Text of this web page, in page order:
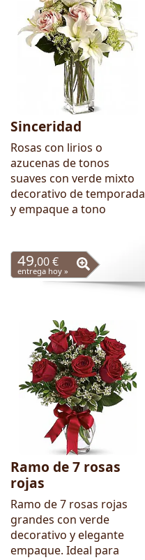
Sinceridad
Rosas con lirios o
azucenas de tonos
suaves con verde mixto
decorativo de temporada
y empaque a tono
49,00 €
entrega hoy »
Ramo de 7 rosas
rojas
Ramo de 7 rosas rojas
grandes con verde
decorativo y elegante
empaque. Ideal para